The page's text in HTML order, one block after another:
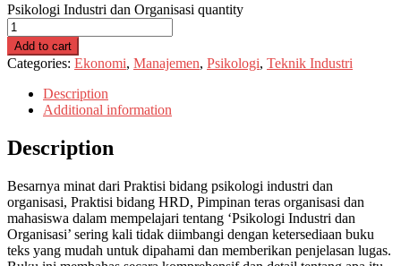
Psikologi Industri dan Organisasi quantity
Add to cart
Categories: Ekonomi, Manajemen, Psikologi, Teknik Industri
Description
Additional information
Description
Besarnya minat dari Praktisi bidang psikologi industri dan
organisasi, Praktisi bidang HRD, Pimpinan teras organisasi dan
mahasiswa dalam mempelajari tentang ‘Psikologi Industri dan
Organisasi’ sering kali tidak diimbangi dengan ketersediaan buku
teks yang mudah untuk dipahami dan memberikan penjelasan lugas.